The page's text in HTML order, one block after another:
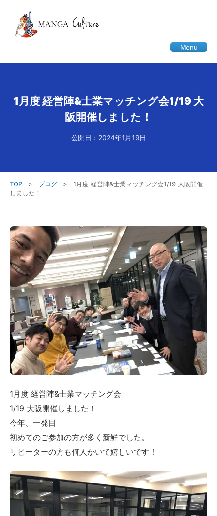
Menu
1月度 経営陣&士業マッチング会1/19 大
阪開催しました！
公開日：2024年1月19日
TOP > ブログ >
1月度 経営陣&士業マッチング会1/19 大阪開催
しました！
1月度 経営陣&士業マッチング会
1/19 大阪開催しました！
今年、一発目
初めてのご参加の方が多く新鮮でした。
リピーターの方も何人かいて嬉しいです！